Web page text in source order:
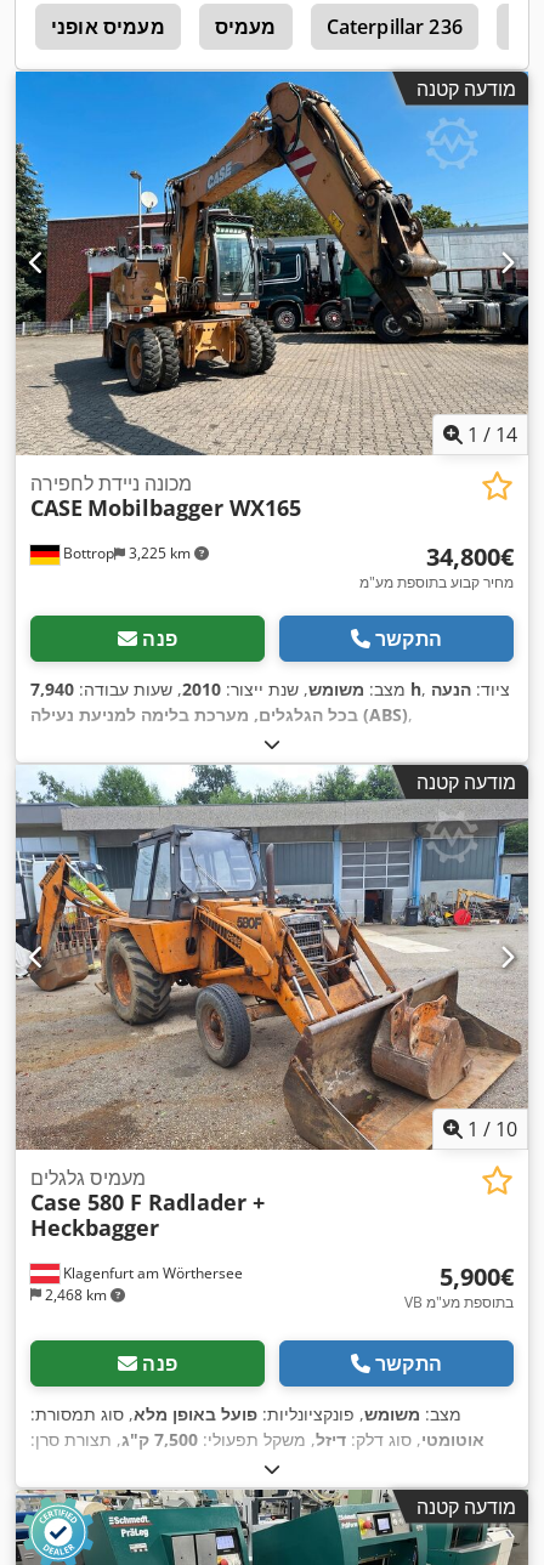
מעמיס אופני מעמיס Caterpillar 236
מודעה קטנה
1 / 14
Bottrop 3,225 km
מכונה ניידת לחפירה
CASE Mobilbagger WX165
‏34,800 ‏€
מחיר קבוע בתוספת מע"מ
פנה התקשר
מצב: משומש, שנת ייצור: 2010, שעות עבודה: 7,940 h , ציוד: הנעה
בכל הגלגלים, מערכת בלימה למניעת נעילה (ABS),
מודעה קטנה
1 / 10
Klagenfurt am Wörthersee
2,468 km
מעמיס גלגלים
Case 580 F Radlader +
Heckbagger
‏5,900 ‏€
VB בתוספת מע"מ
פנה התקשר
מצב: משומש, פונקציונליות: פועל באופן מלא, סוג תמסורת:
אוטומטי, סוג דלק: דיזל, משקל תפעולי: 7,500 ק"ג
, תצורת סרן:
, שנת ייצור:
מודעה קטנה